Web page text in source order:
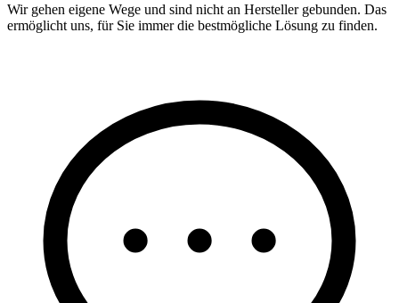
Wir gehen eigene Wege und sind nicht an Hersteller gebunden. Das
ermöglicht uns, für Sie immer die bestmögliche Lösung zu finden.